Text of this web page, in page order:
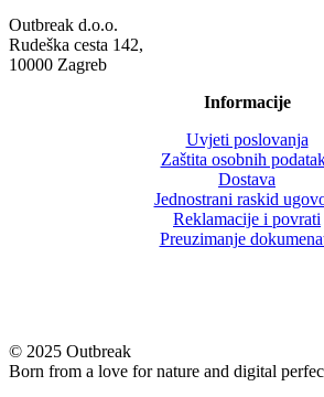
Outbreak d.o.o.
Rudeška cesta 142,
10000 Zagreb
Informacije
Uvjeti poslovanja
Zaštita osobnih
Dostava
Jednostrani raskid
Reklamacije i povrati
Preuzimanje
© 2025 Outbreak
Born from a love for nature and digital